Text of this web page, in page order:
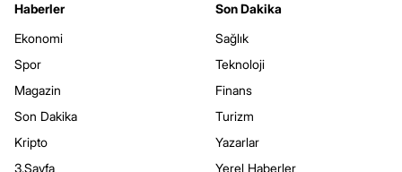
Haberler
Ekonomi
Spor
Magazin
Son Dakika
Kripto
3.Sayfa
Son Dakika
Sağlık
Teknoloji
Finans
Turizm
Yazarlar
Yerel Haberler